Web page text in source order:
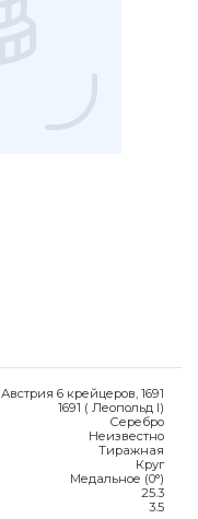
Австрия 6 крейцеров, 1691
1691 ( Леопольд I)
Серебро
Неизвестно
Тиражная
Круг
Медальное (0°)
25.3
3.5